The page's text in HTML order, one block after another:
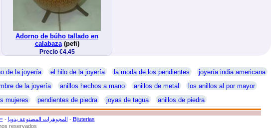
Adorno de búho tallado en
calabaza(pefi)
Precio €4.45
de la joyería el hilo de la joyería la moda de los pendientes
joyería india americana
de la joyería anillos hechos a mano anillos de metal
los anillos al por mayor
mujeres pendientes de piedra joyas de tagua anillos de piedra
- المجوهرات المصنوعة يدويا - Bijuterias
reservados